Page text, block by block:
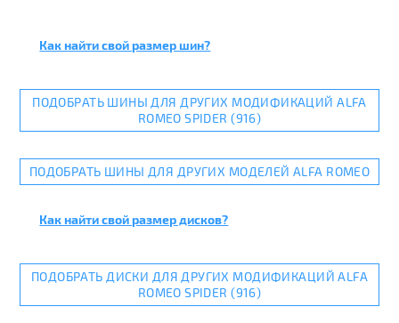
Как найти свой размер шин?
ПОДОБРАТЬ ШИНЫ ДЛЯ ДРУГИХ МОДИФИКАЦИЙ ALFA
ROMEO SPIDER (916)
ПОДОБРАТЬ ШИНЫ ДЛЯ ДРУГИХ МОДЕЛЕЙ ALFA ROMEO
Как найти свой размер дисков?
ПОДОБРАТЬ ДИСКИ ДЛЯ ДРУГИХ МОДИФИКАЦИЙ ALFA
ROMEO SPIDER (916)